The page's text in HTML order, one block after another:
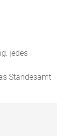
jedes
Standesamt